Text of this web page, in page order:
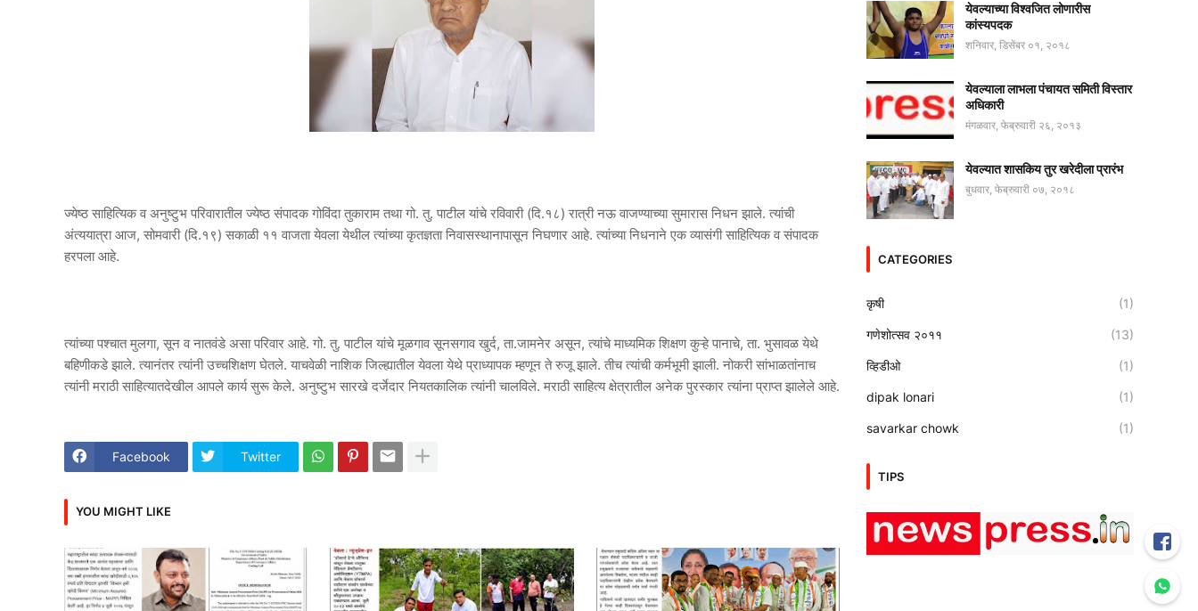
ज्येष्ठ साहित्यिक व अनुष्टुभ परिवारातील ज्येष्ठ संपादक गोविंदा तुकाराम तथा गो. तु. पाटील यांचे रविवारी (दि.१८) रात्री नऊ वाजण्याच्या सुमारास निधन झाले. त्यांची
अंत्ययात्रा आज, सोमवारी (दि.१९) सकाळी ११ वाजता येवला येथील त्यांच्या कृतज्ञता निवासस्थानापासून निघणार आहे. त्यांच्या निधनाने एक व्यासंगी साहित्यिक व संपादक
हरपला आहे.
त्यांच्या पश्चात मुलगा, सून व नातवंडे असा परिवार आहे. गो. तु. पाटील यांचे मूळगाव सूनसगाव खुर्द, ता.जामनेर असून, त्यांचे माध्यमिक शिक्षण कुऱ्हे पानाचे, ता. भुसावळ येथे
बहिणीकडे झाले. त्यानंतर त्यांनी उच्चशिक्षण घेतले. याचवेळी नाशिक जिल्ह्यातील येवला येथे प्राध्यापक म्हणून ते रुजू झाले. तीच त्यांची कर्मभूमी झाली. नोकरी सांभाळतांनाच
त्यांनी मराठी साहित्यातदेखील आपले कार्य सुरू केले. अनुष्टुभ सारखे दर्जेदार नियतकालिक त्यांनी चालविले. मराठी साहित्य क्षेत्रातील अनेक पुरस्कार त्यांना प्राप्त झालेले आहे.
Facebook Twitter
YOU MIGHT LIKE
येवल्याच्या विश्वजित लोणारीस
कांस्यपदक
शनिवार, डिसेंबर ०१, २०१८
येवल्याला लाभला पंचायत समिती विस्तार
अधिकारी
मंगळवार, फेब्रुवारी २६, २०१३
येवल्यात शासकिय तुर खरेदीला प्रारंभ
बुधवार, फेब्रुवारी ०७, २०१८
CATEGORIES
कृषी (1)
गणेशोत्सव २०११ (13)
व्हिडीओ (1)
dipak lonari (1)
savarkar chowk (1)
TIPS